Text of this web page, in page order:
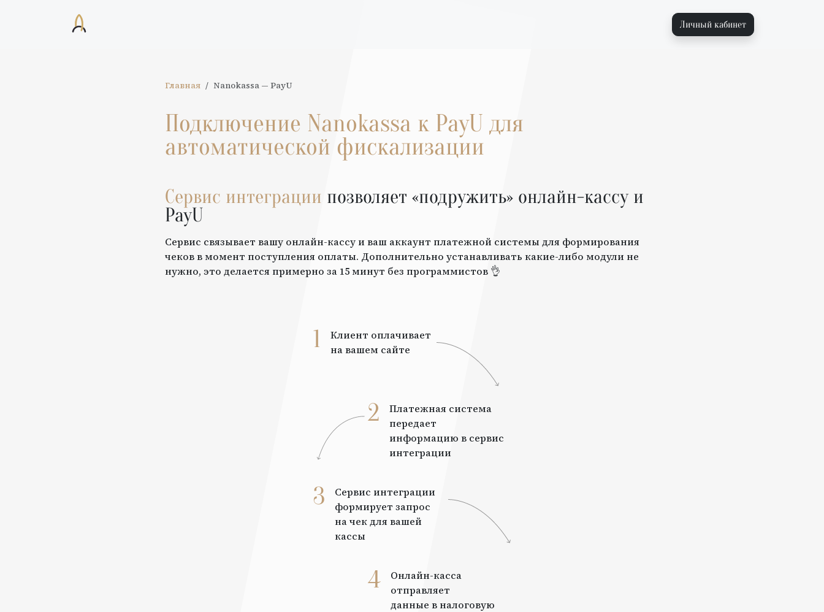
Личный кабинет
Главная Nanokassa— PayU
Подключение Nanokassa к PayU для
автоматической фискализации
Сервис интеграции позволяет «подружить» онлайн-кассу и
PayU
Сервис связывает вашу онлайн-кассу и ваш аккаунт платежной системы для формирования
чеков в момент поступления оплаты. Дополнительно устанавливать какие-либо модули не
нужно, это делается примерно за 15 минут без программистов 👌
1
Клиент оплачивает
на вашем сайте
2
Платежная система
передает
информацию в сервис
интеграции
3
Сервис интеграции
формирует запрос
на чек для вашей
кассы
4
Онлайн-касса
отправляет
данные в налоговую